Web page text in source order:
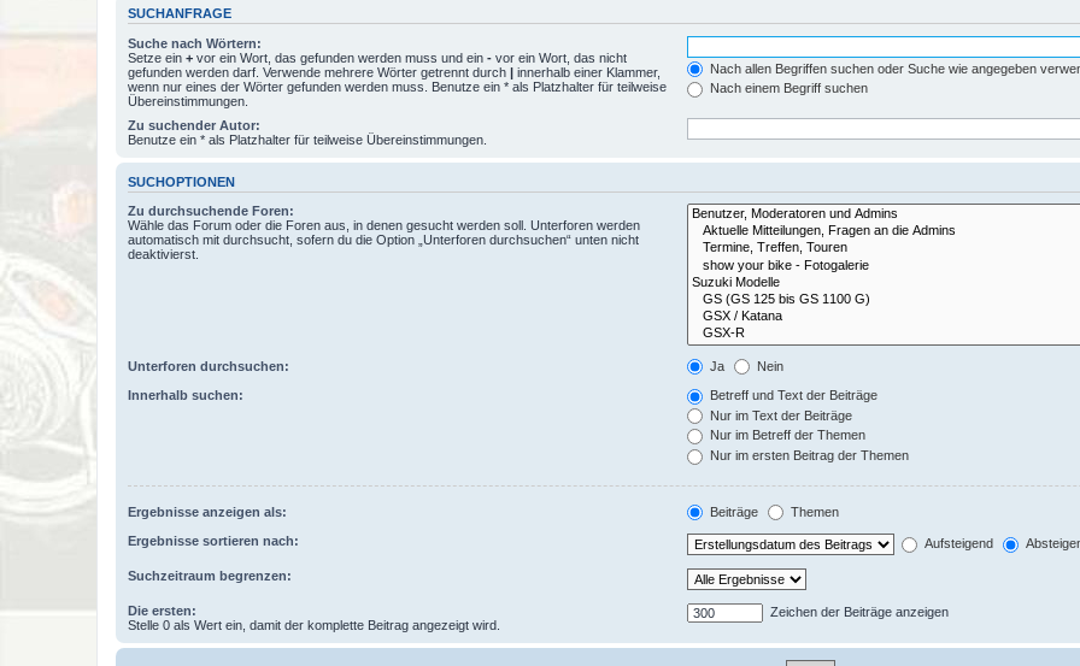
SUCHANFRAGE
Suche nach Wörtern:
Setze ein + vor ein Wort, das gefunden werden muss und ein - vor ein Wort, das nicht
gefunden werden darf. Verwende mehrere Wörter getrennt durch | innerhalb einer Klammer,
wenn nur eines der Wörter gefunden werden muss. Benutze ein * als Platzhalter für teilweise
Übereinstimmungen.
Nach allen Begriffen suchen oder Suche wie angegeben
Nach einem Begriff suchen
Zu suchender Autor:
Benutze ein * als Platzhalter für teilweise Übereinstimmungen.
SUCHOPTIONEN
Zu durchsuchende Foren:
Wähle das Forum oder die Foren aus, in denen gesucht werden soll. Unterforen werden
automatisch mit durchsucht, sofern du die Option „Unterforen durchsuchen“ unten nicht
deaktivierst.
Unterforen durchsuchen: Ja Nein
Innerhalb suchen:
Betreff und Text der Beiträge
Nur im Text der Beiträge
Nur im Betreff der Themen
Nur im ersten Beitrag der Themen
Ergebnisse anzeigen als: Beiträge Themen
Ergebnisse sortieren nach: Aufsteigend
Suchzeitraum begrenzen:
Die ersten:
Stelle 0 als Wert ein, damit der komplette Beitrag angezeigt wird.
Zeichen der Beiträge anzeigen